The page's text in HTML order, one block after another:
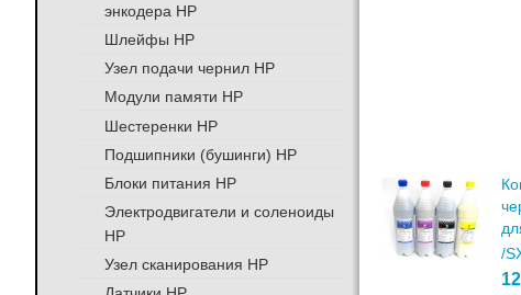
/
энкодера HP
Шлейфы HP
Узел подачи чернил HP
Модули памяти HP
Шестеренки HP
Подшипники (бушинги) HP
Блоки питания HP
Электродвигатели и соленоиды
HP
Узел сканирования HP